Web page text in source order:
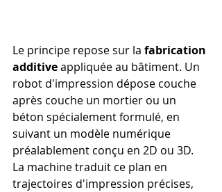
Le principe repose sur la fabrication
additive appliquée au bâtiment. Un
robot d'impression dépose couche
après couche un mortier ou un
béton spécialement formulé, en
suivant un modèle numérique
préalablement conçu en 2D ou 3D.
La machine traduit ce plan en
trajectoires d'impression précises,